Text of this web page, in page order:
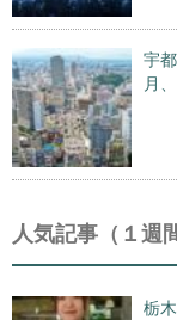
宇
月
人気記事（１週
栃